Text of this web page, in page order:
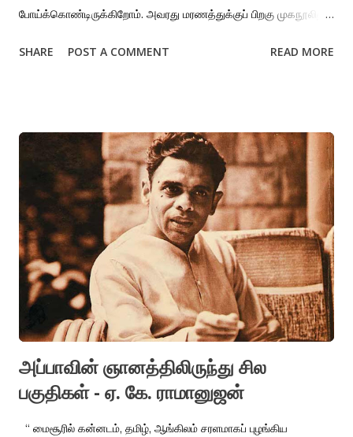
போய்க்கொண்டிருக்கிறோம். அவரது மரணத்துக்குப் பிறகு முகநூலிலும்
அழகிய ஜிப்பாவை அணிந்திருக்கிறார். கந்தர்வன் போல
கட்டடத்தின் பிரதான அறை இருந்தது. அதன் ஒருபக்கத்தில் பெண்கள்
பெரிய பெரிய கண்ணாடி குடுவைகளுக்குப் பின்னால் பலகாரங்களை
அடுக்கிக் கொண்டிருக்கின்றனர். “இது அருமையான பட்சணக்
கடைப்பா” என்று சொல்லி, புராதனமானதாகவும் மனதுக்கு இதமாகவும்
தோன்றும் மர மேஜை நாற்காலிகளில் ஒன்றில் உட்கார வைத்தார். அந்த
அறையில் தைலம் போல வழிந்துகொண்டிருந்த பொன்னொளியில்
கண்ணனைப் பார்த்தபடி இருக்கிறேன்.’ இந்தக் கனவின்
உள்ளடக்கத்தோடு தொடர்புடைய பண்பு உள்ளவர் டி.கண்ணன்.
நிலையான வேலையோ இருப்பிடமோ அமையாத சூழலில், குடி, உணவு...
SHARE POST A COMMENT READ MORE
அப்பாவின் ஞானத்திலிருந்து சில
பகுதிகள் - ஏ. கே. ராமானுஜன்
“ மைசூரில் கன்னடம், தமிழ், ஆங்கிலம் சரளமாகப் புழங்கிய